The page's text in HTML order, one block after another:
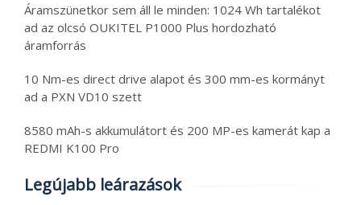
Áramszünetkor sem áll le minden: 1024 Wh tartalékot
ad az olcsó OUKITEL P1000 Plus hordozható
áramforrás
10 Nm-es direct drive alapot és 300 mm-es kormányt
ad a PXN VD10 szett
8580 mAh-s akkumulátort és 200 MP-es kamerát kap a
REDMI K100 Pro
Legújabb leárazások